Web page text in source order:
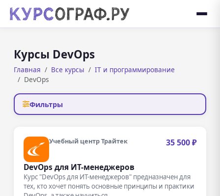
Курсы DevOps
Главная Все курсы
IT и программирование
DevOps
Фильтры
Учебный центр Трайтек 35 500 ₽
DevOps для ИТ-менеджеров
Курс "DevOps для ИТ-менеджеров" предназначен для
тех, кто хочет понять основные принципы и практики